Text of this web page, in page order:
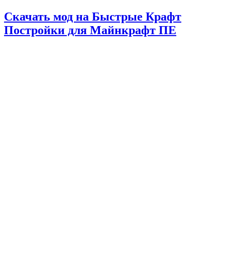
Скачать мод на Быстрые Крафт
Постройки для Майнкрафт ПЕ